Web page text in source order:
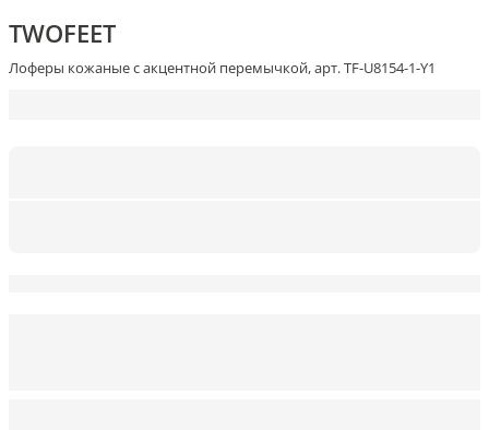
TWOFEET
Лоферы кожаные с акцентной перемычкой, арт. TF-U8154-1-Y1